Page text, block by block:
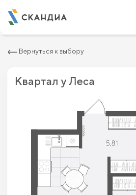
Вернуться к выбору
Квартал у Леса
Квартира c одной спальней 39.05 м
6 388 800 ₽7 260 000 ₽